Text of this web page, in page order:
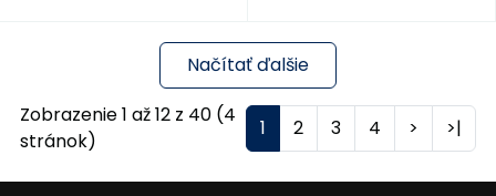
Načítať ďalšie
Zobrazenie 1 až 12 z 40 (4
stránok)
1 2 3 4 > >|